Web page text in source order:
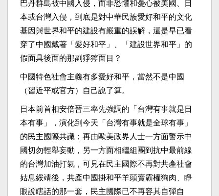
巴丹群島被中國入侵，而非恐懼和憂心被美國、日
本或台灣入侵，到底是對中華民族愛好和平的文化
基因與世界和平的建設有嚴重的誤解，還是早已看
穿了中國戴著「愛好和平」、「建設世界和平」的
假面具後面的那副猙獰面目？
中國特色社會主義有多愛好和平，當然不是中國
（習近平或官方）自己說了算。
日本前首相安倍晉三率先強調的「台灣有事就是日
本有事」，演化到今天「台灣有事就是全球有事」
的民主國際共識；再由歐美政界人士一方面警示中
國切勿輕舉妄動，另一方面相繼組團到抗中最前線
的台灣加油打氣，可見在民主國際不再對共產社會
姑息綏靖後，共產中國掛和平羊頭賣霸權狗肉、睜
眼說瞎話的那一套，民主國際已不再容其自彈自